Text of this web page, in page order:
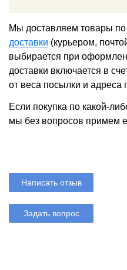
Мы доставляем товары по
доставки (курьером,
выбирается при
доставки включается в
от веса посылки и адреса
Если покупка по какой-
мы без вопросов примем
Написать отзыв
Задать вопрос